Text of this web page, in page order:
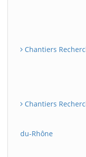
Chantiers
Chantiers
du-Rhône